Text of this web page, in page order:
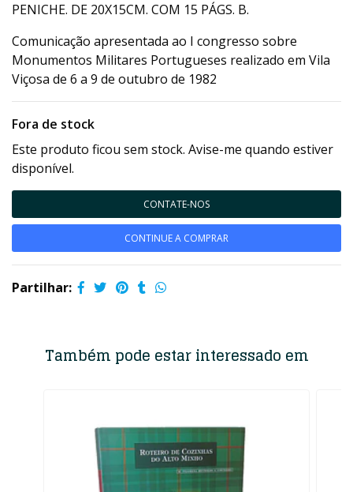
PENICHE. DE 20X15CM. COM 15 PÁGS. B.
Comunicação apresentada ao I congresso sobre
Monumentos Militares Portugueses realizado em Vila
Viçosa de 6 a 9 de outubro de 1982
Fora de stock
Este produto ficou sem stock. Avise-me quando estiver
disponível.
CONTATE-NOS
CONTINUE A COMPRAR
Partilhar:
Também pode estar interessado em